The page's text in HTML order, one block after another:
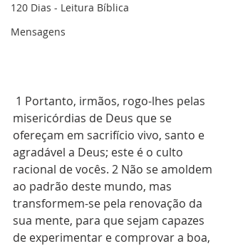
120 Dias - Leitura Bíblica
Mensagens
misericórdias de Deus que se
ofereçam em sacrifício vivo, santo e
agradável a Deus; este é o culto
racional de vocês. 2 Não se amoldem
ao padrão deste mundo, mas
transformem-se pela renovação da
sua mente, para que sejam capazes
de experimentar e comprovar a boa,